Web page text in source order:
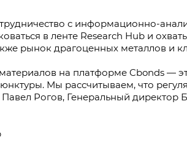
с информационно-
в ленте Research Hub и
рынок драгоценных металлов и
на платформе Cbonds —
Мы рассчитываем, что
Рогов, Генеральный директор